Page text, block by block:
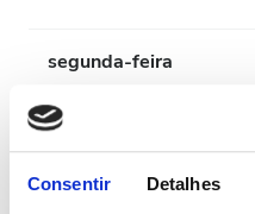
Consentir Detalhes
segunda-feira
terça-feira
quarta-feira